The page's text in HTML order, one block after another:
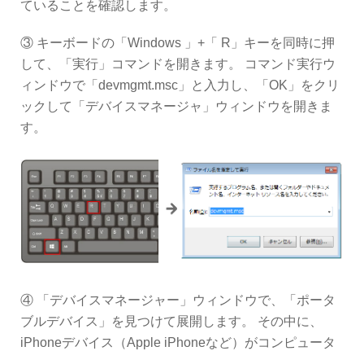
ていることを確認します。
③ キーボードの「Windows 」+「 R」キーを同時に押
して、「実行」コマンドを開きます。 コマンド実行ウ
ィンドウで「devmgmt.msc」と入力し、「OK」をクリ
ックして「デバイスマネージャ」ウィンドウを開きま
す。
④ 「デバイスマネージャー」ウィンドウで、「ポータ
ブルデバイス」を見つけて展開します。 その中に、
iPhoneデバイス（Apple iPhoneなど）がコンピュータ